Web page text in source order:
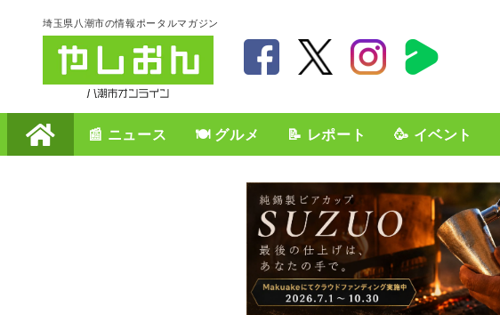
埼玉県八潮市の情報ポータルマガジン
📰 ニュース 🍽️ グルメ 📝 レポート 🥳 イベント